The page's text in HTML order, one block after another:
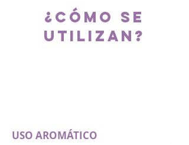
¿cÓMO SE
UTILIZAN?
USO AROMÁTICO